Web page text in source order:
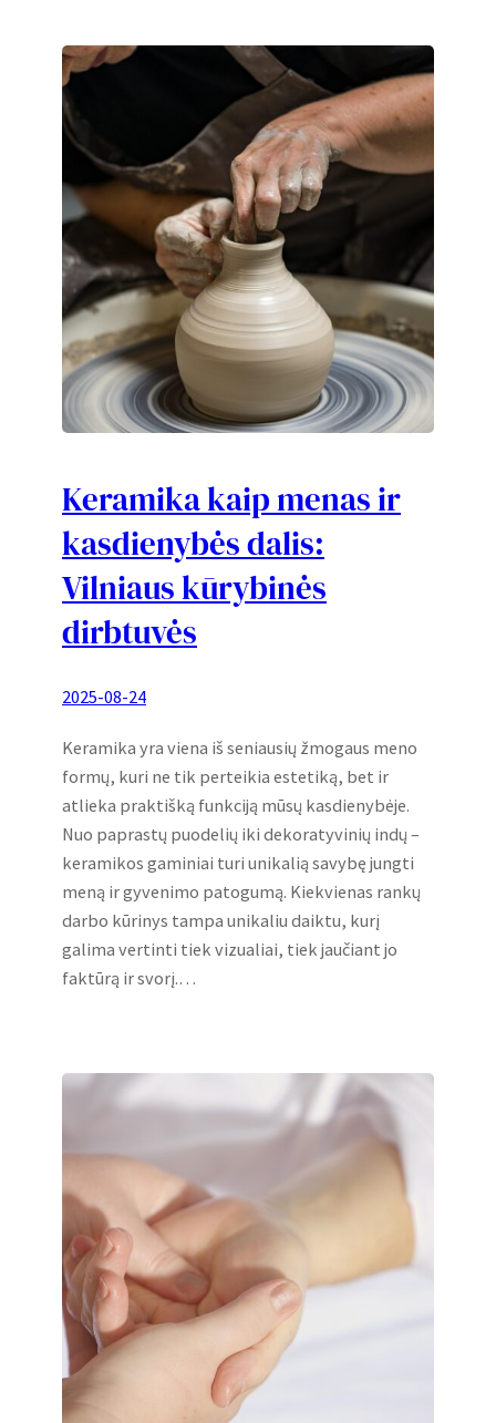
Keramika kaip menas ir
kasdienybės dalis:
Vilniaus kūrybinės
dirbtuvės
2025-08-24
Keramika yra viena iš seniausių žmogaus meno
formų, kuri ne tik perteikia estetiką, bet ir
atlieka praktišką funkciją mūsų kasdienybėje.
Nuo paprastų puodelių iki dekoratyvinių indų –
keramikos gaminiai turi unikalią savybę jungti
meną ir gyvenimo patogumą. Kiekvienas rankų
darbo kūrinys tampa unikaliu daiktu, kurį
galima vertinti tiek vizualiai, tiek jaučiant jo
faktūrą ir svorį.…